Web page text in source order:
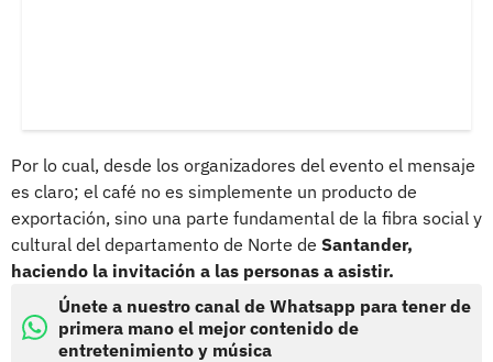
Por lo cual, desde los organizadores del evento el mensaje
es claro; el café no es simplemente un producto de
exportación, sino una parte fundamental de la fibra social y
cultural del departamento de Norte de Santander,
haciendo la invitación a las personas a asistir.
Únete a nuestro canal de Whatsapp para tener de
primera mano el mejor contenido de
entretenimiento y música